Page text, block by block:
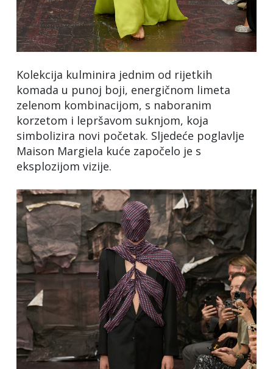
Kolekcija kulminira jednim od rijetkih
komada u punoj boji, energičnom limeta
zelenom kombinacijom, s naboranim
korzetom i lepršavom suknjom, koja
simbolizira novi početak. Sljedeće poglavlje
Maison Margiela kuće započelo je s
eksplozijom vizije.